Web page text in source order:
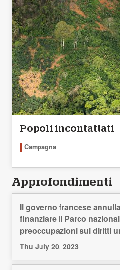
Popoli incontattati
Campagna
Approfondimenti
Il governo francese
finanziare il Parco
preoccupazioni sui diritti
Thu July 20, 2023